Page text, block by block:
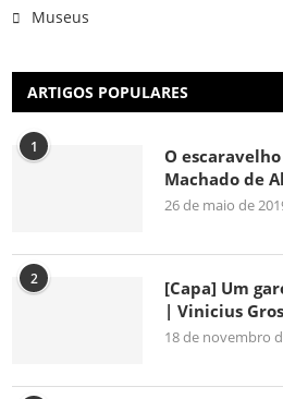
Museus
ARTIGOS POPULARES
1
O
Machado de
26 de maio de
2
[Capa] Um
| Vinicius
18 de novembro